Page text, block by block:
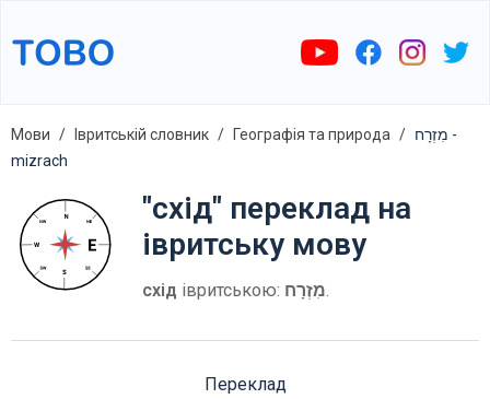
Мови Івритській словник Географія та природа
מִזְרָח -
mizrach
"схід" переклад на
івритську мову
схід івритською: מִזְרָח.
Переклад